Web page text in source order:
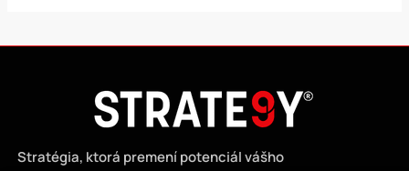
Stratégia, ktorá premení potenciál vášho